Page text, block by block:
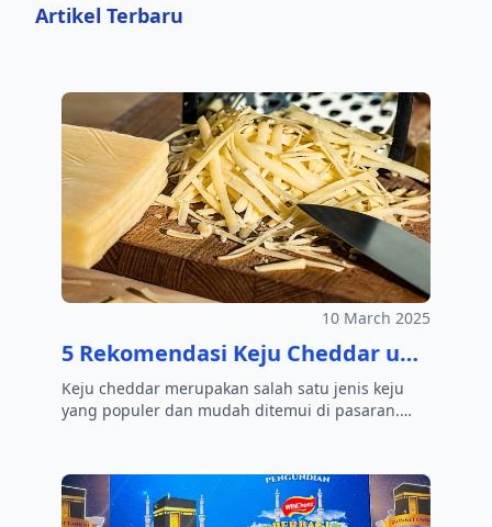
Artikel Terbaru
10 March 2025
5 Rekomendasi Keju Cheddar untuk Kue Kering yang Lezat
Keju cheddar merupakan salah satu jenis keju
yang populer dan mudah ditemui di pasaran.